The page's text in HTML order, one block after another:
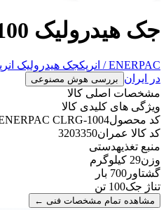
جک هیدرولیک 100 تن با کورس 10 سانت مدل CLRG-1004 انرپک
ENERPAC / انرپک جک هیدرولیک
در ایران
بررسی هوش مصنوعی
مشخصات اصلی کالا
ویژگی های کلیدی کالا
کد محصولCLRG-1004
کد کالا عمران3203350
منبع تغذیهدستی
وزن29 کیلوگرم
گشتاور 700 بار
تناژ جک100 تن
مشاهده تمام مشخصات فنی ←